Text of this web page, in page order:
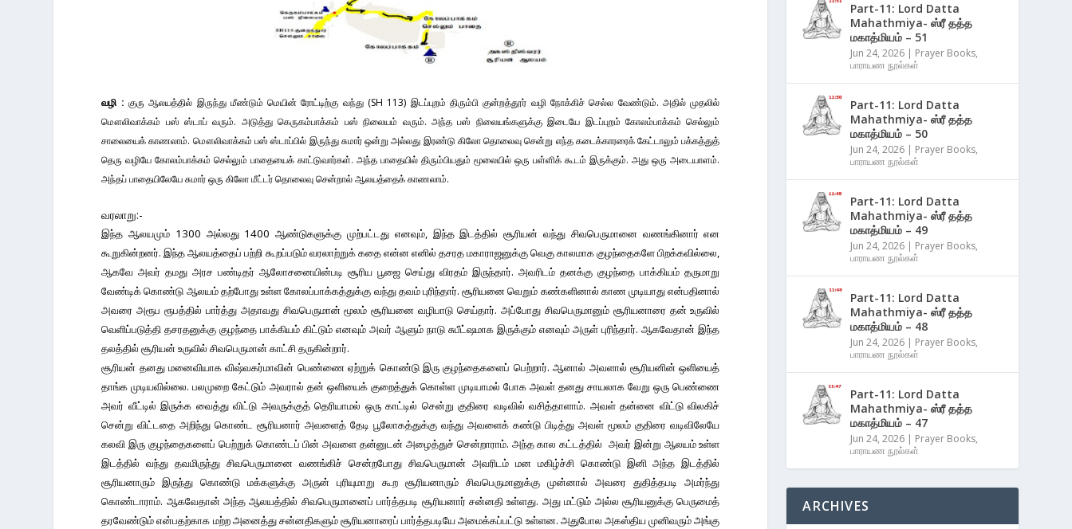
வழி : குரு ஆலயத்தில் இருந்து மீண்டும் மெயின் ரோட்டிற்கு வந்து (SH 113) இடப்புறம் திரும்பி குன்றத்தூர் வழி நோக்கிச் செல்ல வேண்டும். அதில் முதலில்
மௌலிவாக்கம் பஸ் ஸ்டாப் வரும். அடுத்து கெருகம்பாக்கம் பஸ் நிலையம் வரும். அந்த பஸ் நிலையங்களுக்கு இடையே இடப்புறம் கோலம்பாக்கம் செல்லும்
சாலையைக் காணலாம். மௌலிவாக்கம் பஸ் ஸ்டாப்பில் இருந்து சுமார் ஒன்று அல்லது இரண்டு கிலோ தொலைவு சென்று எந்த கடைக்காரரைக் கேட்டாலும் பக்கத்துத்
தெரு வழியே கோலம்பாக்கம் செல்லும் பாதையைக் காட்டுவார்கள். அந்த பாதையில் திரும்பியதும் மூலையில் ஒரு பள்ளிக் கூடம் இருக்கும். அது ஒரு அடையாளம்.
அந்தப் பாதையிலேயே சுமார் ஒரு கிலோ மீட்டர் தொலைவு சென்றால் ஆலயத்தைக் காணலாம்.
வரலாறு:-
இந்த ஆலயமும் 1300 அல்லது 1400 ஆண்டுகளுக்கு முற்பட்டது எனவும், இந்த இடத்தில் சூரியன் வந்து சிவபெருமானை வணங்கினார் என
கூறுகின்றனர். இந்த ஆலயத்தைப் பற்றி கூறப்படும் வரலாற்றுக் கதை என்ன எனில் தசரத மகாராஜனுக்கு வெகு காலமாக குழந்தைகளே பிறக்கவில்லை,
ஆகவே அவர் தமது அரச பண்டிதர் ஆலோசனையின்படி சூரிய பூஜை செய்து விரதம் இருந்தார். அவரிடம் தனக்கு குழந்தை பாக்கியம் தருமாறு
வேண்டிக் கொண்டு ஆலயம் தற்போது உள்ள கோலப்பாக்கத்துக்கு வந்து தவம் புரிந்தார். சூரியனை வெறும் கண்களினால் காண முடியாது என்பதினால்
அவரை அரூப ரூபத்தில் பார்த்து அதாவது சிவபெருமான் மூலம் சூரியனை வழிபாடு செய்தார். அப்போது சிவபெருமானும் சூரியனாரை தன் உருவில்
வெளிப்படுத்தி தசரதனுக்கு குழந்தை பாக்கியம் கிட்டும் எனவும் அவர் ஆளும் நாடு சுபீட்ஷமாக இருக்கும் எனவும் அருள் புரிந்தார். ஆகவேதான் இந்த
தலத்தில் சூரியன் உருவில் சிவபெருமான் காட்சி தருகின்றார்.
சூரியன் தனது மனைவியாக விஷ்வகர்மாவின் பெண்ணை ஏற்றுக் கொண்டு இரு குழந்தைகளைப் பெற்றார். ஆனால் அவளால் சூரியனின் ஒளியைத்
தாங்க முடியவில்லை. பலமுறை கேட்டும் அவரால் தன் ஒளியைக் குறைத்துக் கொள்ள முடியாமல் போக அவள் தனது சாயலாக வேறு ஒரு பெண்ணை
அவர் வீட்டில் இருக்க வைத்து விட்டு அவருக்குத் தெரியாமல் ஒரு காட்டில் சென்று குதிரை வடிவில் வசித்தாளாம். அவள் தன்னை விட்டு விலகிச்
சென்று விட்டதை அறிந்து கொண்ட சூரியனார் அவளைத் தேடி பூலோகத்துக்கு வந்து அவளைக் கண்டு பிடித்து அவள் மூலம் குதிரை வடிவிலேயே
கலவி இரு குழந்தைகளைப் பெற்றுக் கொண்டப் பின் அவளை தன்னுடன் அழைத்துச் சென்றாராம். அந்த கால கட்டத்தில் அவர் இன்று ஆலயம் உள்ள
இடத்தில் வந்து தவமிருந்து சிவபெருமானை வணங்கிச் சென்றபோது சிவபெருமான் அவரிடம் மன மகிழ்ச்சி கொண்டு இனி அந்த இடத்தில்
சூரியனாரும் இருந்து கொண்டு மக்களுக்கு அருன் புரியுமாறு கூற சூரியனாரும் சிவபெருமானுக்கு முன்னால் அவரை துதித்தபடி அமர்ந்து
கொண்டாராம். ஆகவேதான் அந்த ஆலயத்தில் சிவபெருமானைப் பார்த்தபடி சூரியனார் சன்னதி உள்ளது. அது மட்டும் அல்ல சூரியனுக்கு பெருமைத்
தரவேண்டும் என்பதற்காக மற்ற அனைத்து சன்னதிகளும் சூரியனாரைப் பார்த்தபடியே அமைக்கப்பட்டு உள்ளன. அதுபோல அகஸ்திய முனிவரும் அங்கு
Part-11: Lord Datta
Mahathmiya- ஸ்ரீ தத்த
மகாத்மியம் – 51
Jun 24, 2026 | Prayer Books,
பாராயண நூல்கள்
Part-11: Lord Datta
Mahathmiya- ஸ்ரீ தத்த
மகாத்மியம் – 50
Jun 24, 2026 | Prayer Books,
பாராயண நூல்கள்
Part-11: Lord Datta
Mahathmiya- ஸ்ரீ தத்த
மகாத்மியம் – 49
Jun 24, 2026 | Prayer Books,
பாராயண நூல்கள்
Part-11: Lord Datta
Mahathmiya- ஸ்ரீ தத்த
மகாத்மியம் – 48
Jun 24, 2026 | Prayer Books,
பாராயண நூல்கள்
Part-11: Lord Datta
Mahathmiya- ஸ்ரீ தத்த
மகாத்மியம் – 47
Jun 24, 2026 | Prayer Books,
பாராயண நூல்கள்
ARCHIVES